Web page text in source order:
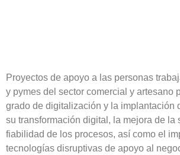
Proyectos de apoyo a las personas
y pymes del sector comercial y artesano
grado de digitalización y la implantación
su transformación digital, la mejora de la
fiabilidad de los procesos, así como el
tecnologías disruptivas de apoyo al